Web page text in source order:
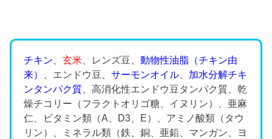
チキン 、玄米 、レンズ豆、動物性油脂（チキン由
来）
、エンドウ豆、サーモンオイル
加水分解チキ
ンタンパク質 、高消化性エンドウ豆タンパク質、乾
燥チコリー（フラクトオリゴ糖、イヌリン）、亜麻
仁、ビタミン類（A、D3、E）、アミノ酸類（タウ
リン）、ミネラル類（鉄、銅、亜鉛、マンガン、ヨ